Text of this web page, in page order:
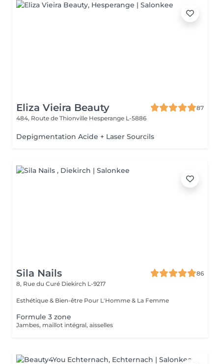
Eliza Vieira Beauty
87
484, Route de Thionville Hesperange L-5886
Depigmentation Acide + Laser Sourcils
Sila Nails
86
8, Rue du Curé Diekirch L-9217
Esthétique & Bien-être Pour L'Homme & La Femme
Formule 3 zone
Jambes, maillot intégral, aisselles